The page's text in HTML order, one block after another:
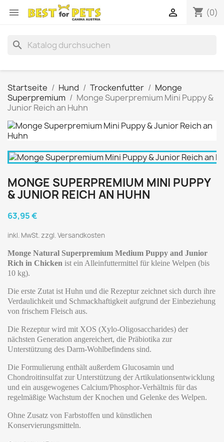
 shopping_cart (0)

search
Startseite Hund Trockenfutter
Monge
Superpremium
Monge Superpremium Mini Puppy &
Junior Reich an Huhn
MONGE SUPERPREMIUM MINI PUPPY
& JUNIOR REICH AN HUHN
63,95 €
inkl. MwSt. zzgl. Versandkosten
Monge Natural Superpremium Medium Puppy and Junior
Rich in Chicken ist ein Alleinfuttermittel für kleine Welpen (bis
10 kg).
Die erste Zutat ist Huhn und die Rezeptur zeichnet sich durch ihre
Verdaulichkeit und Schmackhaftigkeit aufgrund der Einbeziehung
von frischem Fleisch aus.
Die Rezeptur wird mit XOS (Xylo-Oligosaccharides) der
nächsten Generation angereichert, die Präbiotika zur
Unterstützung des Darm-Wohlbefindens sind.
Die Formulierung enthält außerdem Glucosamin und
Chondroitinsulfat zur Unterstützung der Artikulationsentwicklung
und ein ausgewogenes Calcium/Phosphor-Verhältnis für das
regelmäßige Wachstum der Knochen und Gelenke des Welpen.
Ohne Zusatz von Farbstoffen und künstlichen
Konservierungsmitteln.